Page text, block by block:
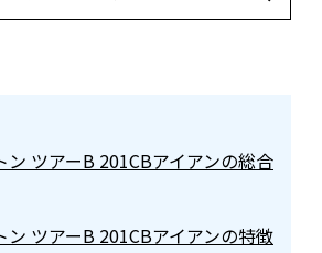
ン ツアーB 201CBアイアンの総合
ン ツアーB 201CBアイアンの特徴